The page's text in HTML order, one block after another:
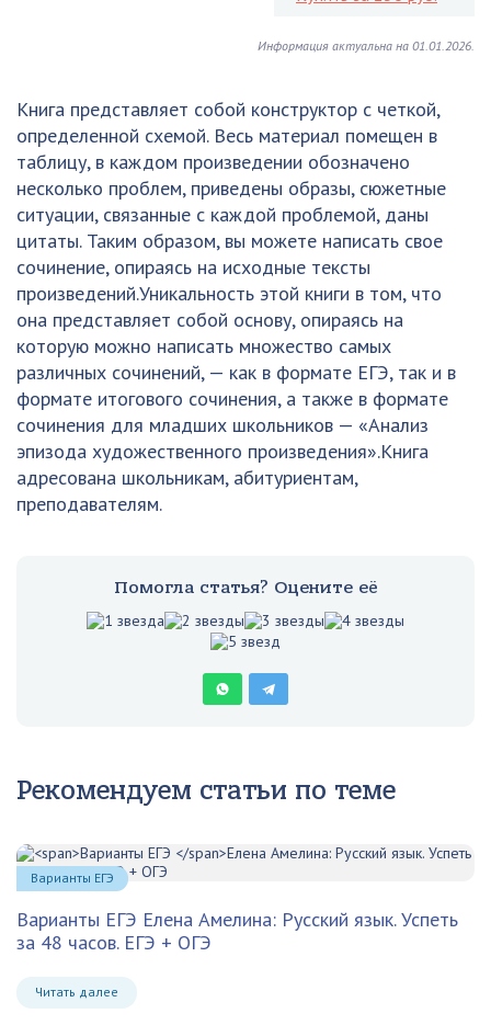
Информация актуальна на 01.01.2026.
Книга представляет собой конструктор с четкой,
определенной схемой. Весь материал помещен в
таблицу, в каждом произведении обозначено
несколько проблем, приведены образы, сюжетные
ситуации, связанные с каждой проблемой, даны
цитаты. Таким образом, вы можете написать свое
сочинение, опираясь на исходные тексты
произведений.Уникальность этой книги в том, что
она представляет собой основу, опираясь на
которую можно написать множество самых
различных сочинений, — как в формате ЕГЭ, так и в
формате итогового сочинения, а также в формате
сочинения для младших школьников — «Анализ
эпизода художественного произведения».Книга
адресована школьникам, абитуриентам,
преподавателям.
Помогла статья? Оцените её
Рекомендуем статьи по теме
Варианты ЕГЭ Елена Амелина: Русский язык. Успеть
за 48 часов. ЕГЭ + ОГЭ
Читать далее
Варианты ЕГЭ